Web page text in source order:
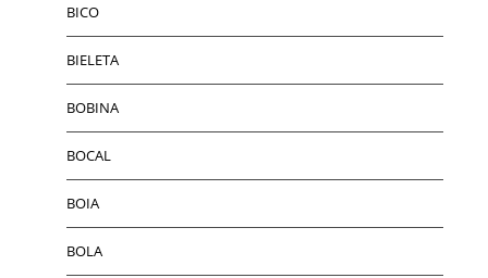
BICO
BIELETA
BOBINA
BOCAL
BOIA
BOLA